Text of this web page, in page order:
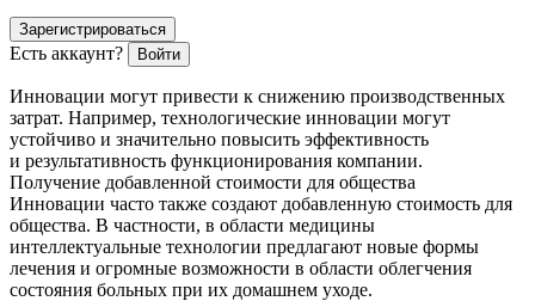
Зарегистрироваться
Есть аккаунт? Войти
Инновации могут привести к снижению производственных
затрат. Например, технологические инновации могут
устойчиво и значительно повысить эффективность
и результативность функционирования компании.
Получение добавленной стоимости для общества
Инновации часто также создают добавленную стоимость для
общества. В частности, в области медицины
интеллектуальные технологии предлагают новые формы
лечения и огромные возможности в области облегчения
состояния больных при их домашнем уходе.